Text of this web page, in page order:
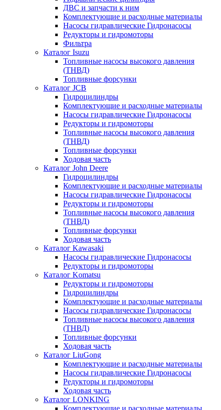
ДВС и запчасти к ним
Комплектующие и расходные материалы
Насосы гидравлические Гидронасосы
Редукторы и гидромоторы
Фильтра
Каталог Isuzu
Топливные насосы высокого давления
(ТНВД)
Топливные форсунки
Каталог JCB
Гидроцилиндры
Комплектующие и расходные материалы
Насосы гидравлические Гидронасосы
Редукторы и гидромоторы
Топливные насосы высокого давления
(ТНВД)
Топливные форсунки
Ходовая часть
Каталог John Deere
Гидроцилиндры
Комплектующие и расходные материалы
Насосы гидравлические Гидронасосы
Редукторы и гидромоторы
Топливные насосы высокого давления
(ТНВД)
Топливные форсунки
Ходовая часть
Каталог Kawasaki
Насосы гидравлические Гидронасосы
Редукторы и гидромоторы
Каталог Komatsu
Редукторы и гидромоторы
Гидроцилиндры
Комплектующие и расходные материалы
Насосы гидравлические Гидронасосы
Топливные насосы высокого давления
(ТНВД)
Топливные форсунки
Ходовая часть
Каталог LiuGong
Комплектующие и расходные материалы
Насосы гидравлические Гидронасосы
Редукторы и гидромоторы
Ходовая часть
Каталог LONKING
Комплектующие и расходные материалы